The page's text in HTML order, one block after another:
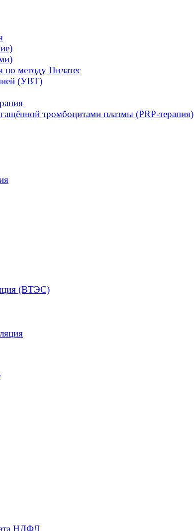
по методу Пилатес
(УВТ)
тромбоцитами плазмы (PRP-терапия)
(ВТЭС)
НДФЛ